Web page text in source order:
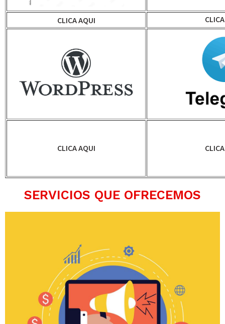
CLICA AQUI
CLICA AQUI
SERVICIOS QUE OFRECEMOS